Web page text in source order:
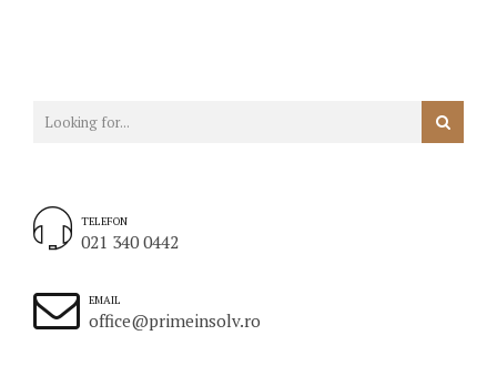
TELEFON
021 340 0442
EMAIL
office@primeinsolv.ro